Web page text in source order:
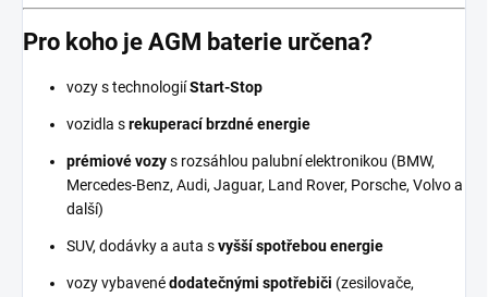
Pro koho je AGM baterie určena?
vozy s technologiíStart-Stop
vozidla srekuperací brzdné energie
prémiové vozys rozsáhlou palubní elektronikou (BMW,
Mercedes-Benz, Audi, Jaguar, Land Rover, Porsche, Volvo a
další)
SUV, dodávky a auta svyšší spotřebou energie
vozy vybavenédodatečnými spotřebiči (zesilovače,